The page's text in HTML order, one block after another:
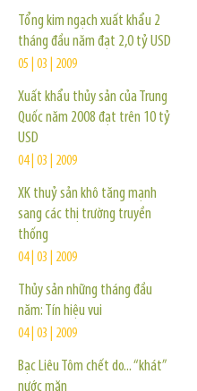
Tổng kim ngạch xuất khẩu 2
tháng đầu năm đạt 2,0 tỷ USD
05 | 03 | 2009
Xuất khẩu thủy sản của Trung
Quốc năm 2008 đạt trên 10 tỷ
USD
04 | 03 | 2009
XK thuỷ sản khô tăng mạnh
sang các thị trường truyền
thống
04 | 03 | 2009
Thủy sản những tháng đầu
năm: Tín hiệu vui
04 | 03 | 2009
Bạc Liêu Tôm chết do... “khát”
nước mặn